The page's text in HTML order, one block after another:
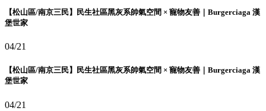
【松山區/南京三民】民生社區黑灰系帥氣空間 × 寵物友善｜Burgerciaga 漢
堡世家
04/21
【松山區/南京三民】民生社區黑灰系帥氣空間 × 寵物友善｜Burgerciaga 漢
堡世家
04/21